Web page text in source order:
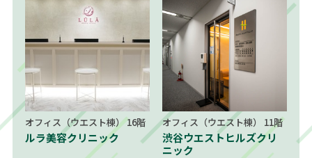
オフィス（ウエスト棟） 16階
ルラ美容クリニック
オフィス（ウエスト棟） 11階
渋谷ウエストヒルズクリ
ニック